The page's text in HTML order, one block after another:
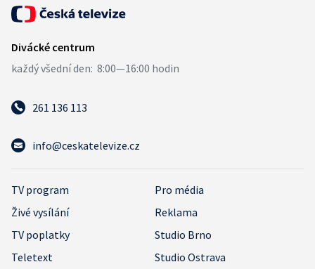
261 136 113
info@ceskatelevize.cz
TV program
Pro média
Živé vysílání
Reklama
TV poplatky
Studio Brno
Teletext
Studio Ostrava